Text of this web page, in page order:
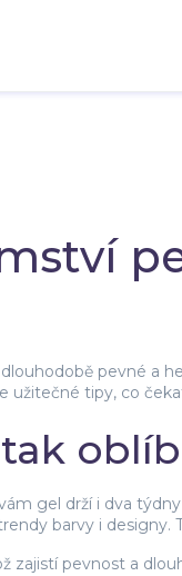
pevné a
tipy, co
gel drží i dva
barvy i designy.
zajistí pevnost a